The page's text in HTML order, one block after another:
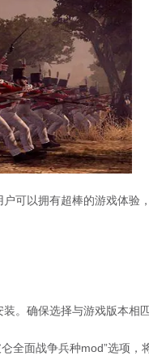
可以拥有超棒的游戏体
。确保选择与游戏版本相
全面战争兵种mod”选项，